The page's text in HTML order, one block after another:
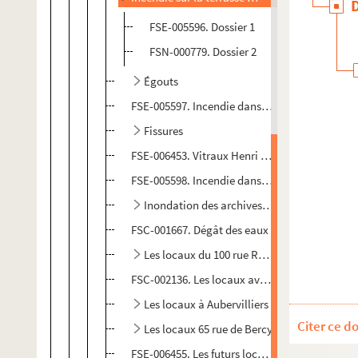
FSE-005596. Dossier 1
FSN-000779. Dossier 2
Égouts
FSE-005597. Incendie dans les bureaux du
Fissures
FSE-006453. Vitraux Henri Navarre
FSE-005598. Incendie dans les cuisines de
Inondation des archives photographiques
FSC-001667. Dégât des eaux
Les locaux du 100 rue Réaumur :
FSC-002136. Les locaux avenue Marceau :
Les locaux à Aubervilliers
Les locaux 65 rue de Bercy
FSE-006455. Les futurs locaux rue de L'Évangile
Citer ce